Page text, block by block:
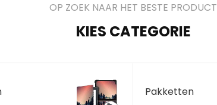
OP ZOEK NAAR HET BESTE PRODUCT
KIES CATEGORIE
Pakketten